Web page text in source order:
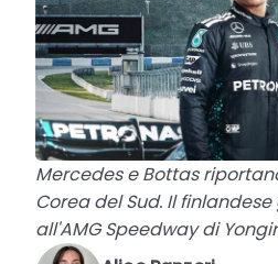
Mercedes e Bottas
Corea del Sud. Il
all'AMG Speedway di